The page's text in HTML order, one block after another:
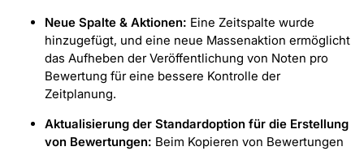
Neue Spalte & Aktionen: Eine Zeitspalte wurde
hinzugefügt, und eine neue Massenaktion ermöglicht
das Aufheben der Veröffentlichung von Noten pro
Bewertung für eine bessere Kontrolle der
Zeitplanung.
Aktualisierung der Standardoption für die Erstellung
von Bewertungen: Beim Kopieren von Bewertungen